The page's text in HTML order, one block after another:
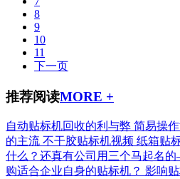
8
9
10
11
下一页
推荐阅读MORE +
自动贴标机回收的利与弊 简易操
的主流 不干胶贴标机视频 纸箱贴
什么？还真有公司用三个马起名
购适合企业自身的贴标机？ 影响